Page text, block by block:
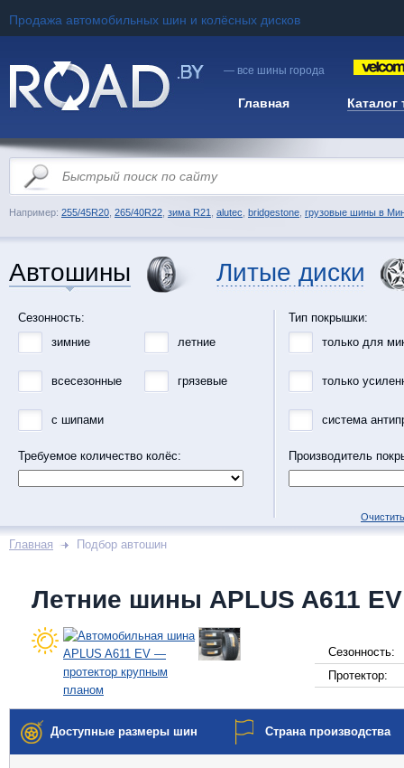
Продажа автомобильных шин и колёсных дисков
— все шины города
Главная Каталог
Например: 255/45R20 265/40R22 зима R21 alutec bridgestone грузовые шины в
Автошины Литые диски
Сезонность:
зимние
летние
всесезонные грязевые
с шипами
Требуемое количество колёс:
Тип покрышки:
только для
только
система
Производитель
Главная Подбор автошин
Летние шины APLUS A611 EV
Сезонность:
Протектор:
Доступные размеры шин Страна производства